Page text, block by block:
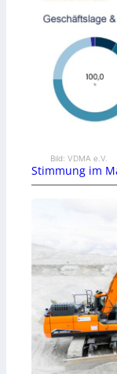
Bild: VDMA e.V.
Stimmung im